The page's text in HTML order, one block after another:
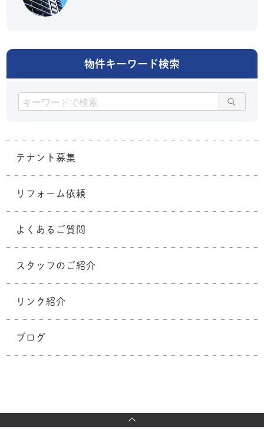
物件キーワード検索
テナント募集
リフォーム依頼
よくあるご質問
スタッフのご紹介
リンク紹介
ブログ